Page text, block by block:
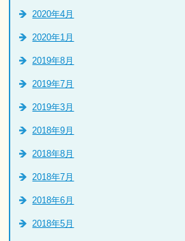
2020年4月
2020年1月
2019年8月
2019年7月
2019年3月
2018年9月
2018年8月
2018年7月
2018年6月
2018年5月